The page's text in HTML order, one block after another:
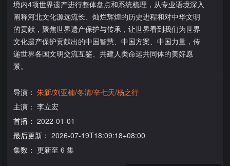
境内4项世界遗产进行整体盘点和系统梳理，从专业语境深入
阐释河北文化源远流长、灿烂辉煌的历史进程和对中华文明
的贡献，聚焦世界遗产保护与传承，让世界看到我们为世界
文化遗产保护贡献出的中国智慧、中国方案、中国力量，传
递世界各国文明交流互鉴、共建人类命运共同体的美好愿
景。
导演： 朱新/刘亚楠/冬清/辛七天/杨之行
主演： 李立宏
首播： 2022-01-01
最后更新： 2026-07-19T18:09:18+08:00
集数： 更新至 6 集